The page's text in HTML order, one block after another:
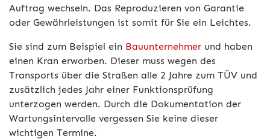
Auftrag wechseln. Das Reproduzieren von Garantie
oder Gewährleistungen ist somit für Sie ein Leichtes.
Sie sind zum Beispiel ein Bauunternehmer und haben
einen Kran erworben. Dieser muss wegen des
Transports über die Straßen alle 2 Jahre zum TÜV und
zusätzlich jedes Jahr einer Funktionsprüfung
unterzogen werden. Durch die Dokumentation der
Wartungsintervalle vergessen Sie keine dieser
wichtigen Termine.